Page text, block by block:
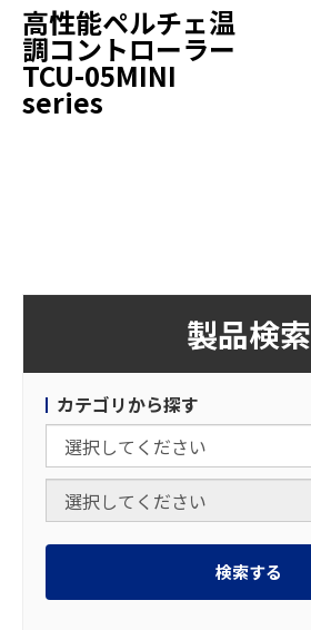
高性能ペルチェ温
調コントローラー
TCU-05MINI
series
製品検索
カテゴリから探す